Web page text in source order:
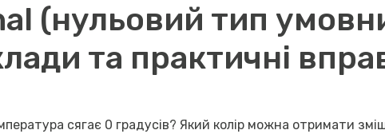
(нульовий тип
та практичні
сягає 0 градусів? Який колір можна отримати